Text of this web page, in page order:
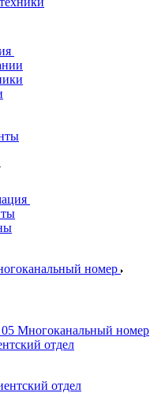
номер
Многоканальный номер
отдел
отдел